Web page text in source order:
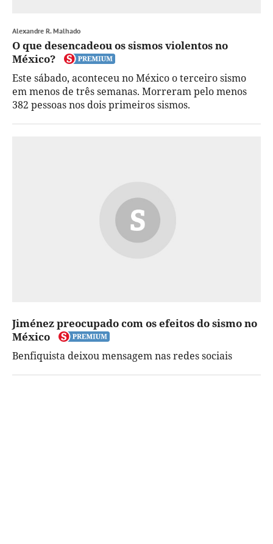
Alexandre R. Malhado
O que desencadeou os sismos violentos no
México?
Este sábado, aconteceu no México o terceiro sismo
em menos de três semanas. Morreram pelo menos
382 pessoas nos dois primeiros sismos.
Jiménez preocupado com os efeitos do sismo no
México
Benfiquista deixou mensagem nas redes sociais